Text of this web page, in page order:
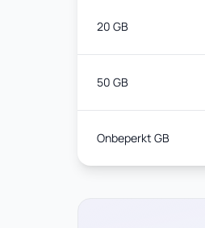
20 GB
50 GB
Onbeperkt GB